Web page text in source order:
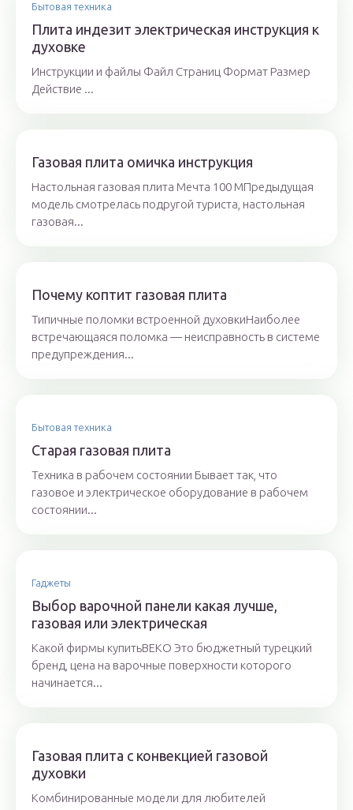
Бытовая техника
Плита индезит электрическая инструкция к
духовке
Инструкции и файлы Файл Страниц Формат Размер
Действие ...
Газовая плита омичка инструкция
Настольная газовая плита Мечта 100 МПредыдущая
модель смотрелась подругой туриста, настольная
газовая...
Почему коптит газовая плита
Типичные поломки встроенной духовкиНаиболее
встречающаяся поломка — неисправность в системе
предупреждения...
Бытовая техника
Старая газовая плита
Техника в рабочем состоянии Бывает так, что
газовое и электрическое оборудование в рабочем
состоянии...
Гаджеты
Выбор варочной панели какая лучше,
газовая или электрическая
Какой фирмы купитьBEKO Это бюджетный турецкий
бренд, цена на варочные поверхности которого
начинается...
Газовая плита с конвекцией газовой
духовки
Комбинированные модели для любителей